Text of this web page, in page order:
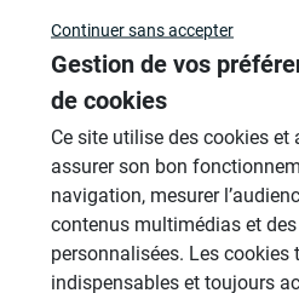
AD
19/08/2014 à
Bonjour,
Pour une liason avec
d'utiliser un joint
Cordialement,
Continuer sans accepter
Gestion de vos
de cookies
Ce site utilise des cookies et
assurer son bon
navigation, mesurer
contenus multimédias et
personnalisées. Les cookies
indispensables et toujours